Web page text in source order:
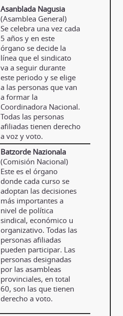
Asanblada Nagusia
(Asamblea General)
Se celebra una vez cada
5 años y en este
órgano se decide la
línea que el sindicato
va a seguir durante
este periodo y se elige
a las personas que van
a formar la
Coordinadora Nacional.
Todas las personas
afiliadas tienen derecho
a voz y voto.
Batzorde Nazionala
(Comisión Nacional)
Este es el órgano
donde cada curso se
adoptan las decisiones
más importantes a
nivel de política
sindical, económico u
organizativo. Todas las
personas afiliadas
pueden participar. Las
personas designadas
por las asambleas
provinciales, en total
60, son las que tienen
derecho a voto.